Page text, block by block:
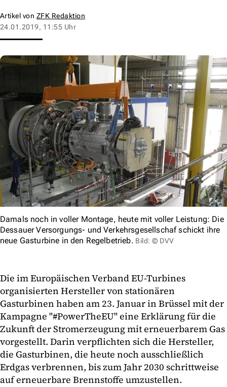
Artikel von ZFK Redaktion
24.01.2019, 11:55 Uhr
Damals noch in voller Montage, heute mit voller Leistung: Die
Dessauer Versorgungs- und Verkehrsgesellschaf schickt ihre
neue Gasturbine in den Regelbetrieb. Bild: © DVV
Die im Europäischen Verband EU-Turbines
organisierten Hersteller von stationären
Gasturbinen haben am 23. Januar in Brüssel mit der
Kampagne "#PowerTheEU" eine Erklärung für die
Zukunft der Stromerzeugung mit erneuerbarem Gas
vorgestellt. Darin verpflichten sich die Hersteller,
die Gasturbinen, die heute noch ausschließlich
Erdgas verbrennen, bis zum Jahr 2030 schrittweise
auf erneuerbare Brennstoffe umzustellen.